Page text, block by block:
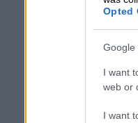
Opted
Google
I want
web or
I want